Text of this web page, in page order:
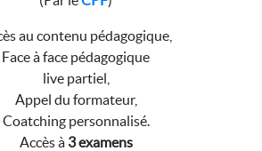
au contenu pédagogique,
Face à face pédagogique
live partiel,
Appel du formateur,
Coatching personnalisé.
Accès à 3 examens